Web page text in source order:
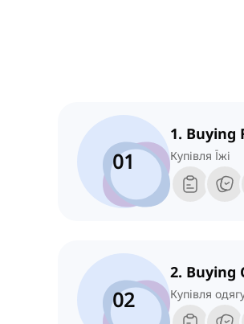
01
1. Buying
Купівля Їжі
02
2. Buying
Купівля